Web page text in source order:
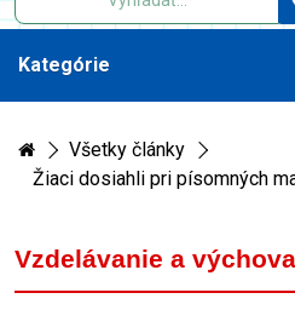
Kategórie
Všetky články
Žiaci dosiahli pri písomných
Vzdelávanie a výchova